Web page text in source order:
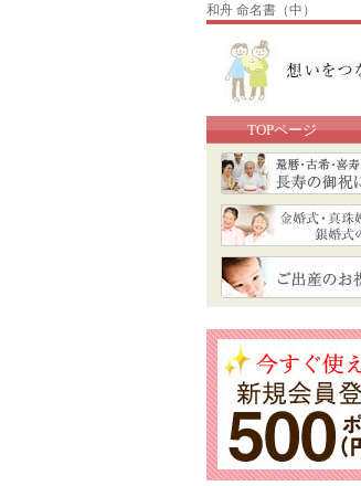
和舟 命名書（中）
TOPページ